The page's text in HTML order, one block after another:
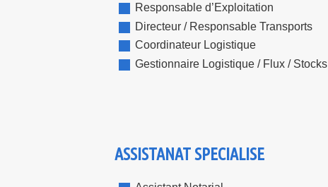
Responsable d’Exploitation
Directeur / Responsable Transports
Coordinateur Logistique
Gestionnaire Logistique / Flux / Stocks
ASSISTANAT SPECIALISE